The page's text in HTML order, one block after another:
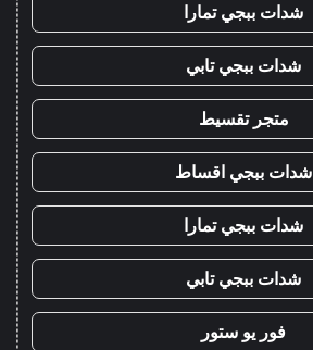
شدات ببجي تمارا
شدات ببجي تابي
متجر تقسيط
شدات ببجي اقساط
شدات ببجي تمارا
شدات ببجي تابي
فور يو ستور